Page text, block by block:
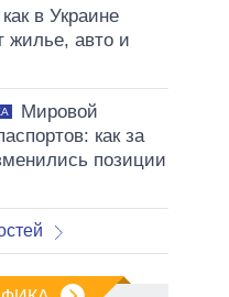
в Украине
жилье, авто и
Мировой
как за
позиции